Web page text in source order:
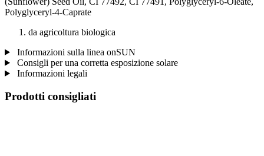
Polyglyceryl-4-Caprate
da agricoltura biologica
Informazioni sulla linea onSUN
Consigli per una corretta esposizione solare
Informazioni legali
Prodotti consigliati